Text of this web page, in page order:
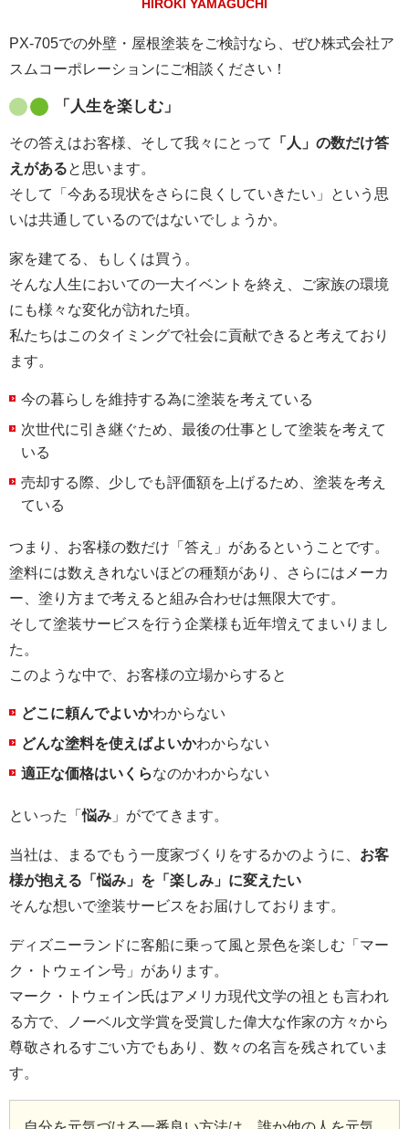
HIROKI YAMAGUCHI
PX-705での外壁・屋根塗装をご検討なら、ぜひ株式会社ア
スムコーポレーションにご相談ください！
「人生を楽しむ」
その答えはお客様、そして我々にとって
「人」の数だけ答
えがあると思います。
そして「今ある現状をさらに良くしていきたい」という思
いは共通しているのではないでしょうか。
家を建てる、もしくは買う。
そんな人生においての一大イベントを終え、ご家族の環境
にも様々な変化が訪れた頃。
私たちはこのタイミングで社会に貢献できると考えており
ます。
今の暮らしを維持する為に塗装を考えている
次世代に引き継ぐため、最後の仕事として塗装を考えて
いる
売却する際、少しでも評価額を上げるため、塗装を考え
ている
つまり、お客様の数だけ「答え」があるということです。
塗料には数えきれないほどの種類があり、さらにはメーカ
ー、塗り方まで考えると組み合わせは無限大です。
そして塗装サービスを行う企業様も近年増えてまいりまし
た。
このような中で、お客様の立場からすると
どこに頼んでよいかわからない
どんな塗料を使えばよいかわからない
適正な価格はいくらなのかわからない
といった「悩み 」がでてきます。
当社は、まるでもう一度家づくりをするかのように、 お客
様が抱える「悩み」を「楽しみ」に変えたい
そんな想いで塗装サービスをお届けしております。
ディズニーランドに客船に乗って風と景色を楽しむ「マー
ク・トウェイン号」があります。
マーク・トウェイン氏はアメリカ現代文学の祖とも言われ
る方で、ノーベル文学賞を受賞した偉大な作家の方々から
尊敬されるすごい方でもあり、数々の名言を残されていま
す。